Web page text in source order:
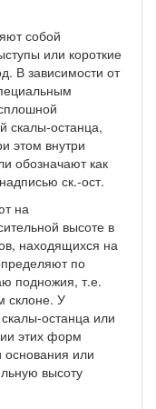
собой
или короткие
В зависимости от
скалы-останца,
этом внутри
обозначают как
ск.-ост.
на
высоте в
находящихся на
по
подножия, т.е.
склоне. У
останца или
этих форм
или
высоту